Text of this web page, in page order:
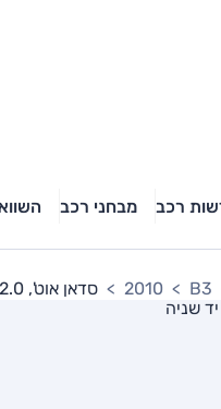
רכב מבחני רכב
B3
2010
סדאן אוט', 2.0 ל', RX
יד שניה